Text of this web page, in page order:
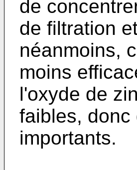
de
de filtration
néanmoins,
moins
l'oxyde de
faibles, donc
importants.